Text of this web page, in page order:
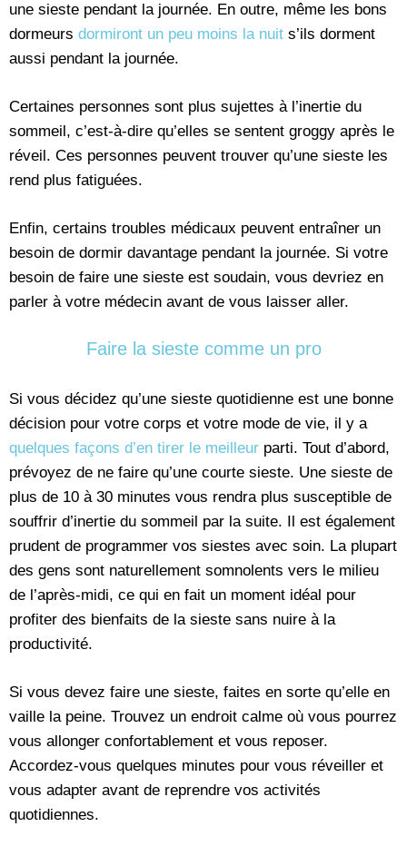
une sieste pendant la journée. En outre, même les bons
dormeurs dormiront un peu moins la nuit s’ils dorment
aussi pendant la journée.
Certaines personnes sont plus sujettes à l’inertie du
sommeil, c’est-à-dire qu’elles se sentent groggy après le
réveil. Ces personnes peuvent trouver qu’une sieste les
rend plus fatiguées.
Enfin, certains troubles médicaux peuvent entraîner un
besoin de dormir davantage pendant la journée. Si votre
besoin de faire une sieste est soudain, vous devriez en
parler à votre médecin avant de vous laisser aller.
Faire la sieste comme un pro
Si vous décidez qu’une sieste quotidienne est une bonne
décision pour votre corps et votre mode de vie, il y a
quelques façons d’en tirer le meilleur parti. Tout d’abord,
prévoyez de ne faire qu’une courte sieste. Une sieste de
plus de 10 à 30 minutes vous rendra plus susceptible de
souffrir d’inertie du sommeil par la suite. Il est également
prudent de programmer vos siestes avec soin. La plupart
des gens sont naturellement somnolents vers le milieu
de l’après-midi, ce qui en fait un moment idéal pour
profiter des bienfaits de la sieste sans nuire à la
productivité.
Si vous devez faire une sieste, faites en sorte qu’elle en
vaille la peine. Trouvez un endroit calme où vous pourrez
vous allonger confortablement et vous reposer.
Accordez-vous quelques minutes pour vous réveiller et
vous adapter avant de reprendre vos activités
quotidiennes.